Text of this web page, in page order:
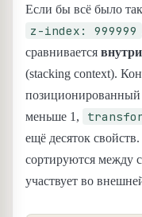
Если бы всё было
z-index: 999999
сравнивается
(stacking context).
позиционированный
меньше 1,
ещё десяток
сортируются между
участвует во